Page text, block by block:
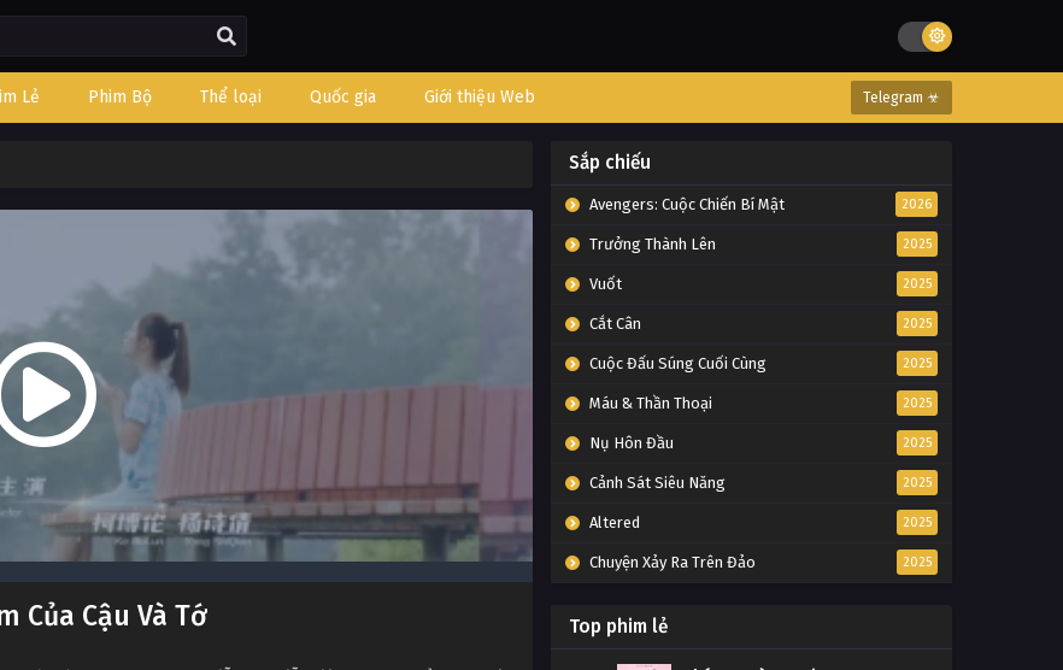
Lẻ Phim Bộ Thể loại Quốc gia Giới thiệu Web Telegram ☣
Của Cậu Và Tớ
Sắp chiếu
Avengers: Cuộc Chiến Bí Mật 2026
Trưởng Thành Lên 2025
Vuốt 2025
Cắt Cân 2025
Cuộc Đấu Súng Cuối Cùng 2025
Máu & Thần Thoại 2025
Nụ Hôn Đầu 2025
Cảnh Sát Siêu Năng 2025
Altered 2025
Chuyện Xảy Ra Trên Đảo 2025
Top phim lẻ